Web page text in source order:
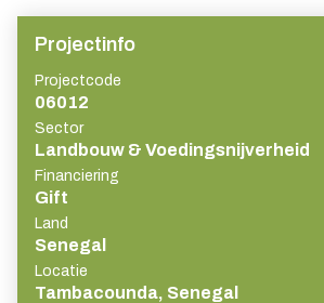
Projectinfo
Projectcode
06012
Sector
Landbouw & Voedingsnijverheid
Financiering
Gift
Land
Senegal
Locatie
Tambacounda, Senegal